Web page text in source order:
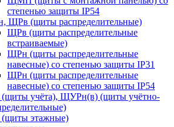
степенью защиты IP54
ЩРв (щиты распределительные)
ЩРв (щиты распределительные
встраиваемые)
ЩРн (щиты распределительные
навесные) со степенью защиты IP31
ЩРн (щиты распределительные
навесные) со степенью защиты IP54
учёта), ЩУРн(в) (щиты учётно-
этажные)